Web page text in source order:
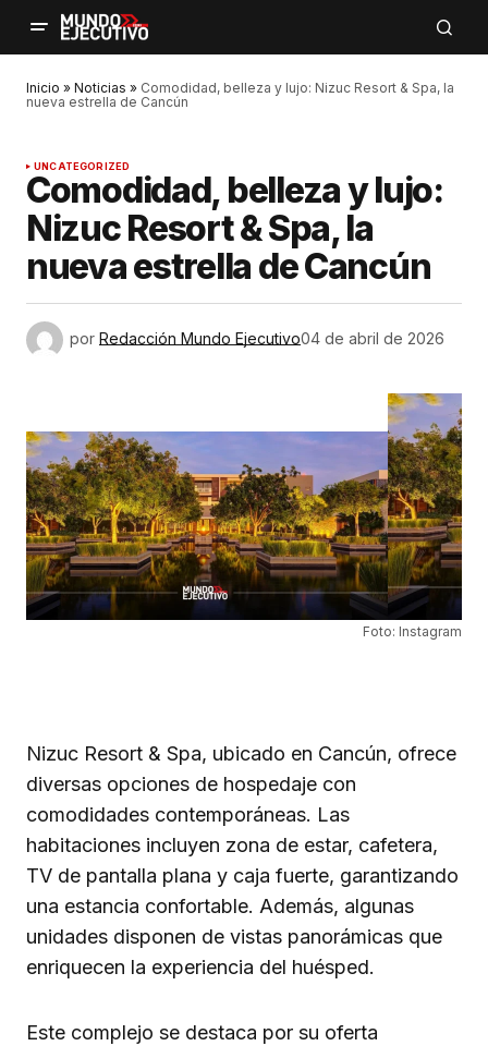
Inicio » Noticias » Comodidad, belleza y lujo: Nizuc Resort & Spa, la
nueva estrella de Cancún
UNCATEGORIZED
Comodidad, belleza y lujo:
Nizuc Resort & Spa, la
nueva estrella de Cancún
por Redacción Mundo Ejecutivo04 de abril de 2026
Foto: Instagram
Nizuc Resort & Spa, ubicado en Cancún, ofrece
diversas opciones de hospedaje con
comodidades contemporáneas. Las
habitaciones incluyen zona de estar, cafetera,
TV de pantalla plana y caja fuerte, garantizando
una estancia confortable. Además, algunas
unidades disponen de vistas panorámicas que
enriquecen la experiencia del huésped.
Este complejo se destaca por su oferta